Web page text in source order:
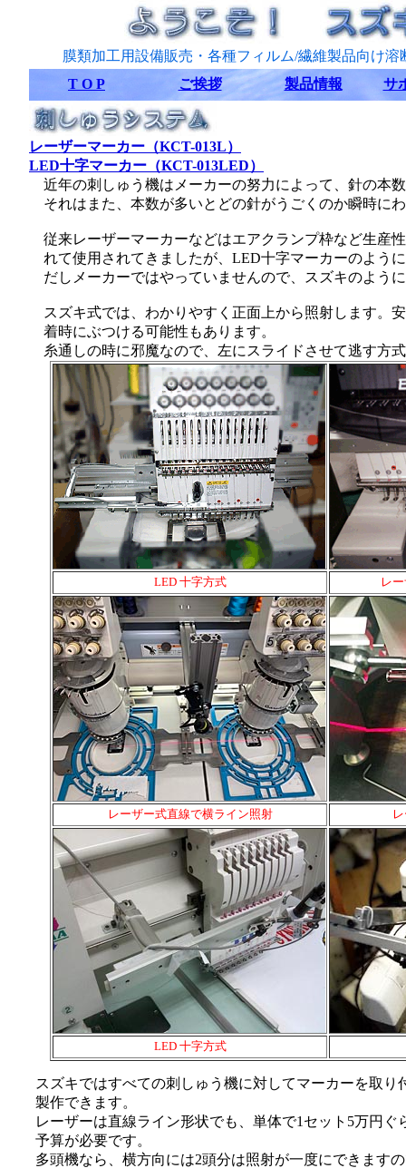
膜類加工用設備販売・各種フィルム/繊維製品向け
T O P
ご挨拶 製品情報 サ
レーザーマーカー（KCT-013L）
LED十字マーカー（KCT-013LED）
近年の刺しゅう機はメーカーの努力によって、針の本
それはまた、本数が多いとどの針がうごくのか瞬時に
従来レーザーマーカーなどはエアクランプ枠など生産
れて使用されてきましたが、LED十字マーカーのよう
だしメーカーではやっていませんので、スズキのよう
スズキ式では、わかりやすく正面上から照射します。
着時にぶつける可能性もあります。
糸通しの時に邪魔なので、左にスライドさせて逃す方
LED 十字方式 レ
レーザー式直線で横ライン照射
LED 十字方式
スズキではすべての刺しゅう機に対してマーカーを取
製作できます。
レーザーは直線ライン形状でも、単体で1セット5万円
予算が必要です。
多頭機なら、横方向には2頭分は照射が一度にできます